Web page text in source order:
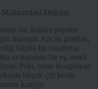
ise, katılım payının
inanıştır. Ancak pratikte,
büyük bir muamma.
az kazanan bir eş, emek
Peki, bunu hesaplayan
birçok çift kendi
kalıyor.